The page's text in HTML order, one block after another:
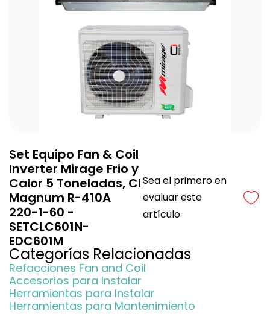
Set Equipo Fan & Coil
Inverter Mirage Frio y
Calor 5 Toneladas, CI
Magnum R-410A
220-1-60 -
SETCLC601N-
EDC601M
Sea el primero en
evaluar este
artículo.
Categorías Relacionadas
Refacciones Fan and Coil
Accesorios para Instalar
Herramientas para Instalar
Herramientas para Mantenimiento